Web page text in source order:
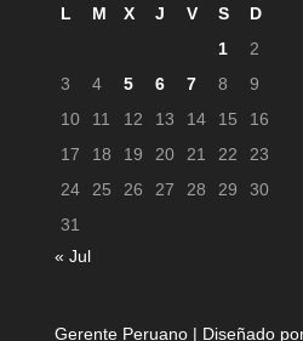
L M X J V S
D
1
2
3
4 5 6 7 8
9
10
11 12 13 14 15
16
17
18 19 20 21 22
23
24
25 26 27 28 29
30
31
« Jul
Gerente Peruano | Diseñado